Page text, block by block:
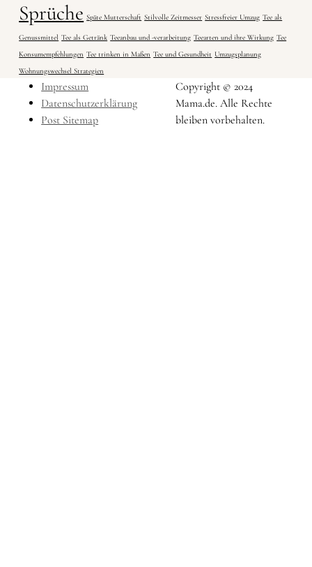
Sprüche Späte Mutterschaft Stilvolle Zeitmesser Stressfreier Umzug Tee als
Genussmittel Tee als Getränk Teeanbau und -verarbeitung Teearten und ihre Wirkung Tee
Konsumempfehlungen Tee trinken in Maßen Tee und Gesundheit Umzugsplanung
Wohnungswechsel Strategien
Impressum
Datenschutzerklärung
Post Sitemap
Copyright © 2024
Mama.de. Alle Rechte
bleiben vorbehalten.